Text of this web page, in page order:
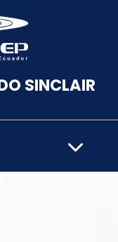
SINCLAIR